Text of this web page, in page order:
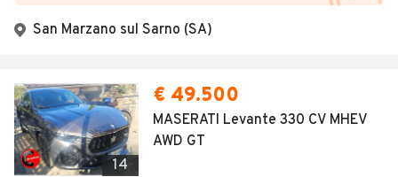
San Marzano sul Sarno (SA)
14
€ 49.500
MASERATI Levante 330 CV MHEV
AWD GT